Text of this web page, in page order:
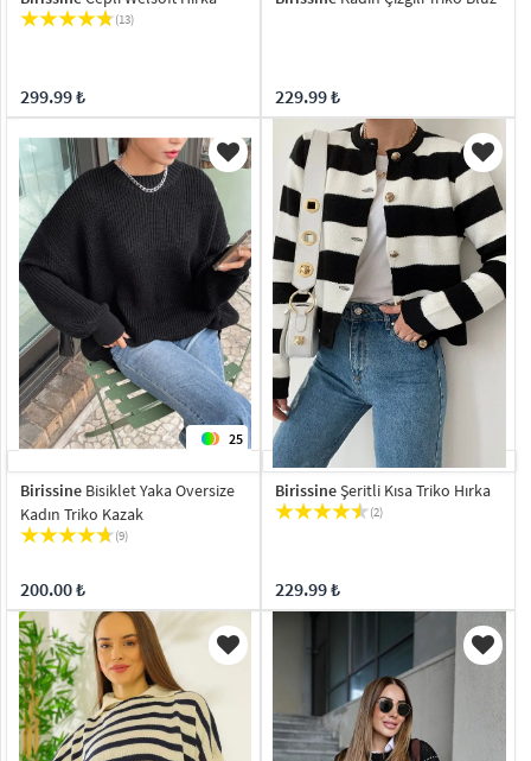
(13)
299.99 ₺ 229.99 ₺
25
Birissine Bisiklet Yaka Oversize
Kadın Triko Kazak
(9)
200.00 ₺
BirissineŞeritli Kısa Triko Hırka
(2)
229.99 ₺